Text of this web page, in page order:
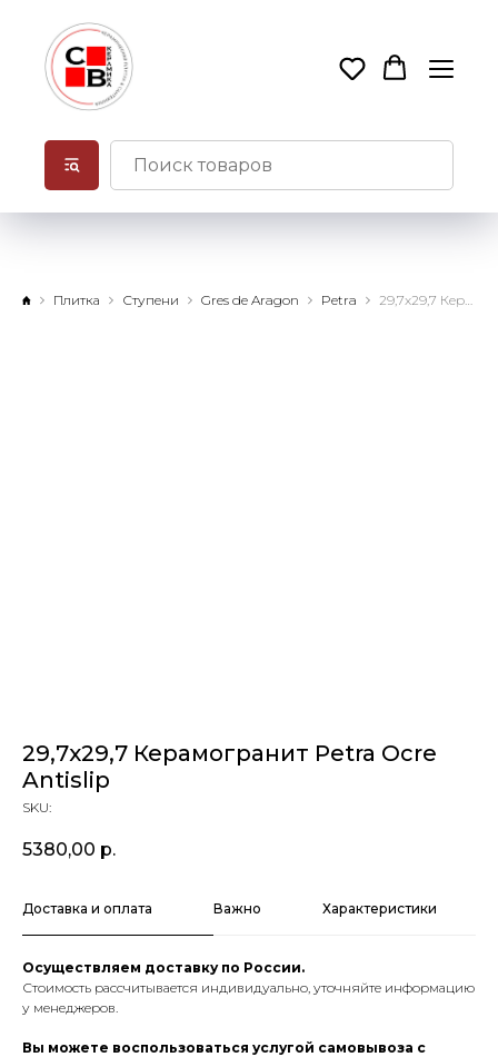
Плитка Ступени Gres de Aragon Petra
29,7x29,7 Керамогранит Petra Ocre
Antislip
SKU:
5380,00 р.
Доставка и оплата Важно Характеристики
Осуществляем доставку по России.
Стоимость рассчитывается индивидуально, уточняйте информацию
у менеджеров.
Вы можете воспользоваться услугой самовывоза с